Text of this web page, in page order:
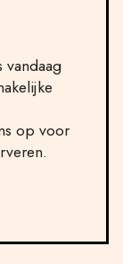
vandaag
op voor